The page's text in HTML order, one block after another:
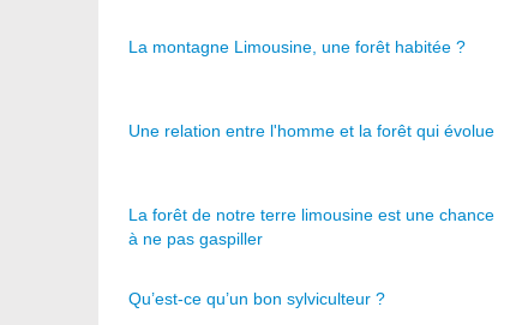
La montagne Limousine, une forêt habitée ?
Une relation entre l'homme et la forêt qui évolue
La forêt de notre terre limousine est une chance
à ne pas gaspiller
Qu’est-ce qu’un bon sylviculteur ?